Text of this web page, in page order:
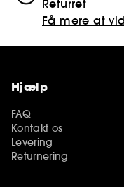
Returret
Få mere at
Hjælp
FAQ
Kontakt os
Levering
Returnering